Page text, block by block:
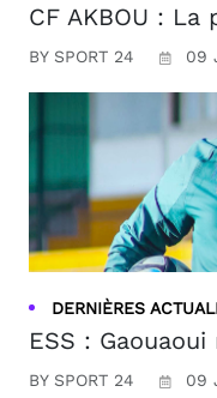
CF AKBOU :
BY SPORT 24 09
DERNIÈRES
ESS :
BY SPORT 24 09